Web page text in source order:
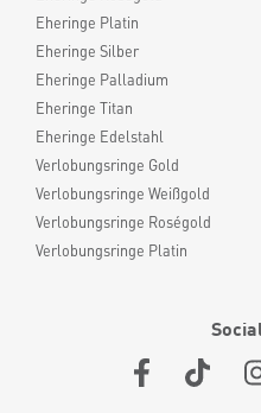
Eheringe Platin
Eheringe Silber
Eheringe Palladium
Eheringe Titan
Eheringe Edelstahl
Verlobungsringe Gold
Verlobungsringe Weißgold
Verlobungsringe Roségold
Verlobungsringe Platin